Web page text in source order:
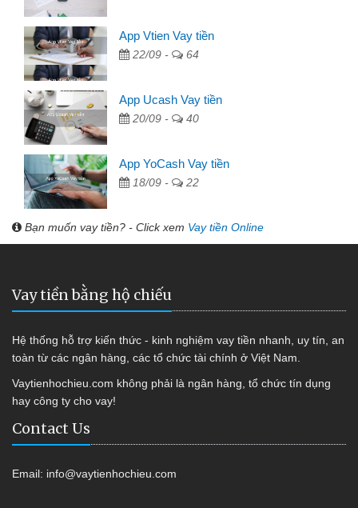
App Vtien Vay tiền
22/09 - 64
App Ucash Vay tiền
20/09 - 40
App YoCash Vay tiền
18/09 - 22
Bạn muốn vay tiền? - Click xem Vay tiền Online
Vay tiền bằng hộ chiếu
Hệ thống hỗ trợ kiến thức - kinh nghiệm vay tiền nhanh, uy tín, an
toàn từ các ngân hàng, các tổ chức tài chính ở Việt Nam.
Vaytienhochieu.com không phải là ngân hàng, tổ chức tín dụng
hay công ty cho vay!
Contact Us
Email: info@vaytienhochieu.com